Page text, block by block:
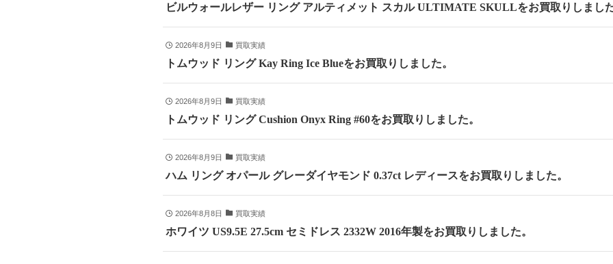
ビルウォールレザー リング アルティメット スカル ULTIMATE SKULLをお買取りしまし
2026年8月9日 買取実績
トムウッド リング Kay Ring Ice Blueをお買取りしました。
2026年8月9日 買取実績
トムウッド リング Cushion Onyx Ring #60をお買取りしました。
2026年8月9日 買取実績
ハム リング オパール グレーダイヤモンド 0.37ct レディースをお買取りしました。
2026年8月8日 買取実績
ホワイツ US9.5E 27.5cm セミドレス 2332W 2016年製をお買取りしました。